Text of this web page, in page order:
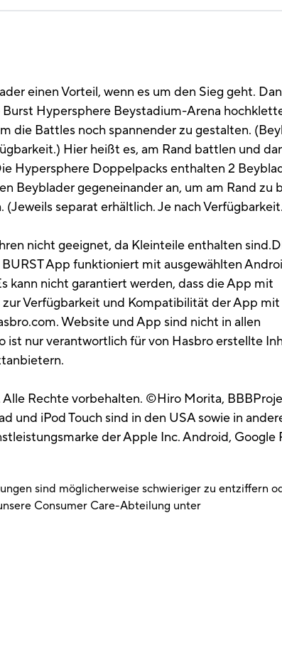
einen Vorteil, wenn es um den Sieg geht.
Hypersphere Beystadium-Arena
die Battles noch spannender zu gestalten.
Hier heißt es, am Rand battlen und
Hypersphere Doppelpacks enthalten 2
Beyblader gegeneinander an, um am Rand zu
separat erhältlich. Je nach
nicht geeignet, da Kleinteile enthalten
App funktioniert mit ausgewählten
kann nicht garantiert werden, dass die App mit
Verfügbarkeit und Kompatibilität der App mit
Website und App sind nicht in allen
ist nur verantwortlich für von Hasbro erstellte
Rechte vorbehalten. ©Hiro Morita,
und iPod Touch sind in den USA sowie in
der Apple Inc. Android, Google
sind möglicherweise schwieriger zu entziffern
Consumer Care-Abteilung unter